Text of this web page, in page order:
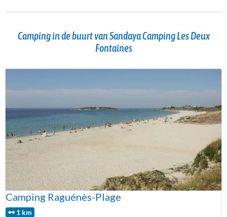
Camping in de buurt van Sandaya Camping Les Deux
Fontaines
Camping Raguénès-Plage
1 km